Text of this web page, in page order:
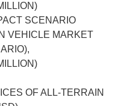
SCENARIO
VEHICLE MARKET
OF ALL-TERRAIN